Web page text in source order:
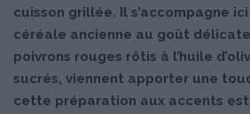
cuisson grillée. Il s’accompagne
céréale ancienne au goût
poivrons rouges rôtis à l’huile
sucrés, viennent apporter une
cette préparation aux accents